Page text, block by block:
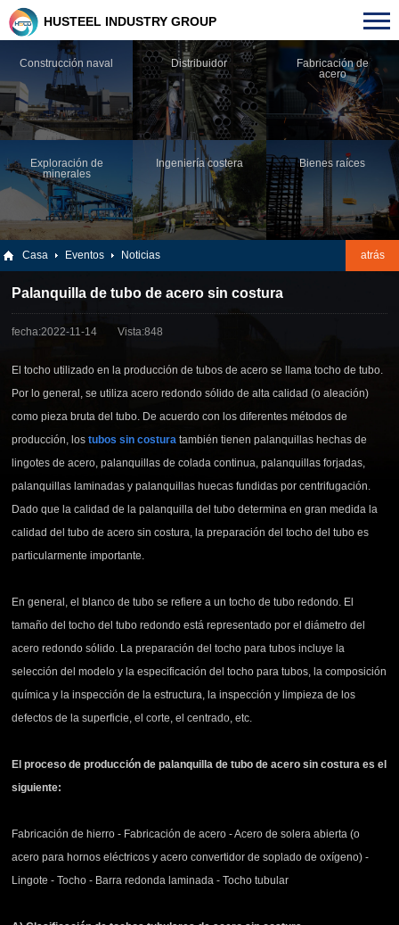
Construcción naval Distribuidor
Fabricación de
acero
Exploración de
minerales
Ingeniería costera Bienes raíces
HUSTEEL INDUSTRY GROUP
atrás
Casa Eventos Noticias
Palanquilla de tubo de acero sin costura
fecha:2022-11-14 Vista:848
El tocho utilizado en la producción de tubos de acero se llama tocho de tubo.
Por lo general, se utiliza acero redondo sólido de alta calidad (o aleación)
como pieza bruta del tubo. De acuerdo con los diferentes métodos de
producción, lostubos sin costura también tienen palanquillas hechas de
lingotes de acero, palanquillas de colada continua, palanquillas forjadas,
palanquillas laminadas y palanquillas huecas fundidas por centrifugación.
Dado que la calidad de la palanquilla del tubo determina en gran medida la
calidad del tubo de acero sin costura, la preparación del tocho del tubo es
particularmente importante.
En general, el blanco de tubo se refiere a un tocho de tubo redondo. El
tamaño del tocho del tubo redondo está representado por el diámetro del
acero redondo sólido. La preparación del tocho para tubos incluye la
selección del modelo y la especificación del tocho para tubos, la composición
química y la inspección de la estructura, la inspección y limpieza de los
defectos de la superficie, el corte, el centrado, etc.
El proceso de producción de palanquilla de tubo de acero sin costura es el
siguiente:
Fabricación de hierro - Fabricación de acero - Acero de solera abierta (o
acero para hornos eléctricos y acero convertidor de soplado de oxígeno) -
Lingote - Tocho - Barra redonda laminada - Tocho tubular